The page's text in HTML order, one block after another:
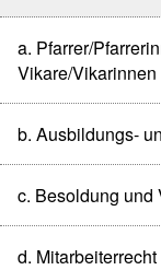
a. Pfarrer/
Vikare/Vikarinnen
b. Ausbildungs-
c. Besoldung und
d. Mitarbeiterrecht